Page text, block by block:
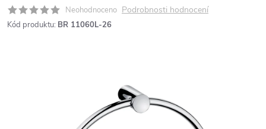
Neohodnoceno Podrobnosti hodnocení
Kód produktu: BR 11060L-26